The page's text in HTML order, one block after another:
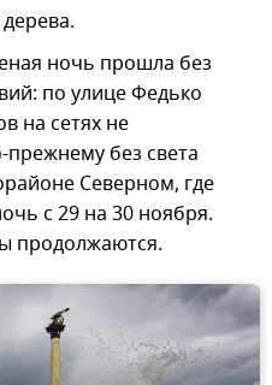
ночь прошла без
по улице Федько
на сетях не
без света
Северном, где
с 29 на 30 ноября.
продолжаются.